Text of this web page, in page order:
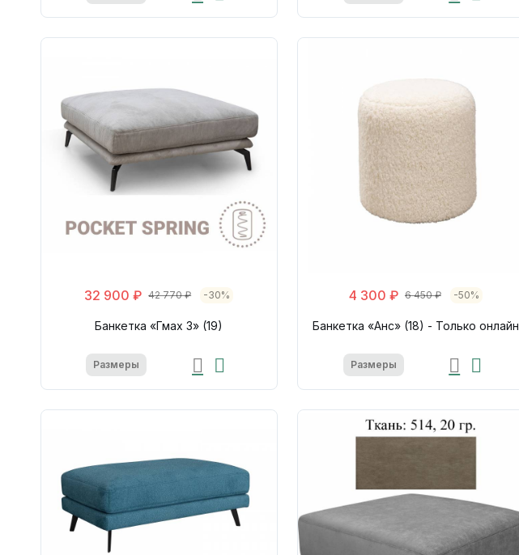
32 900 ₽ 42 770 ₽ -30%
Банкетка «Гмах 3» (19)
Размеры
4 300 ₽ 6 450 ₽ -50%
Банкетка «Анс» (18) - Только онлайн
Размеры